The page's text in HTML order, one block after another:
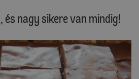
és nagy sikere van mindig!